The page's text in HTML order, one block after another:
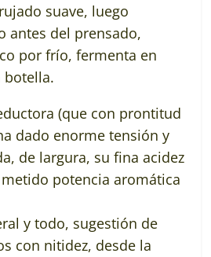
suave, luego
antes del prensado,
por frío, fermenta en
botella.
(que con prontitud
dado enorme tensión y
de largura, su fina acidez
potencia aromática
y todo, sugestión de
con nitidez, desde la